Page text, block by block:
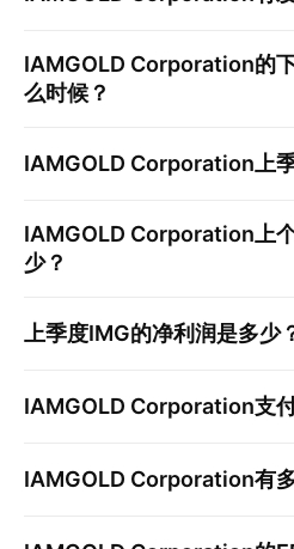
IAMGOLD Corporation的
么时候？
IAMGOLD Corporation 上
IAMGOLD Corporation 上
少？
上季度IMG的净利润是多少
IAMGOLD Corporation支
IAMGOLD Corporation有